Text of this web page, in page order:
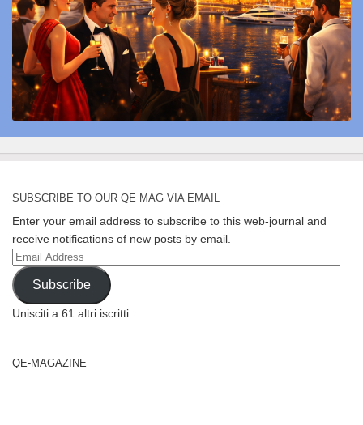
SUBSCRIBE TO OUR QE MAG VIA EMAIL
Enter your email address to subscribe to this web-journal and
receive notifications of new posts by email.
Email
Address
Subscribe
Unisciti a 61 altri iscritti
QE-MAGAZINE